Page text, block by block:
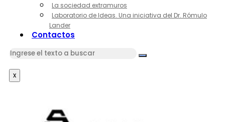
La sociedad extramuros
Laboratorio de Ideas. Una iniciativa del Dr. Rómulo
Lander
Contactos
x